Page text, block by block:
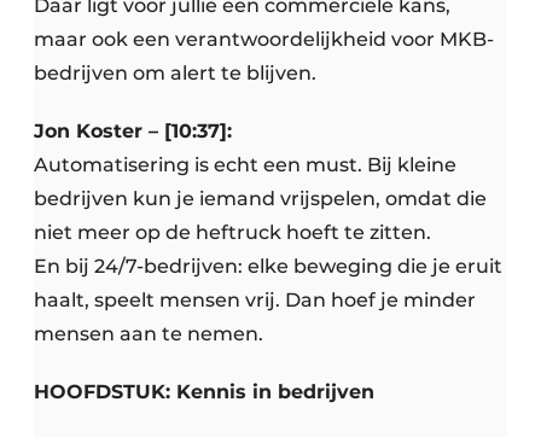
Daar ligt voor jullie een commerciële kans,
maar ook een verantwoordelijkheid voor MKB-
bedrijven om alert te blijven.
Jon Koster – [10:37]:
Automatisering is echt een must. Bij kleine
bedrijven kun je iemand vrijspelen, omdat die
niet meer op de heftruck hoeft te zitten.
En bij 24/7-bedrijven: elke beweging die je eruit
haalt, speelt mensen vrij. Dan hoef je minder
mensen aan te nemen.
HOOFDSTUK: Kennis in bedrijven